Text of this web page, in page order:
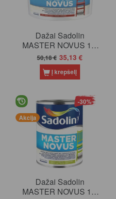
Dažai Sadolin
MASTER NOVUS 15,
BW bazė (balta), 2.5 l
50,18 € 35,13 €
Į krepšelį
Akcija
-30%
Dažai Sadolin
MASTER NOVUS 15,